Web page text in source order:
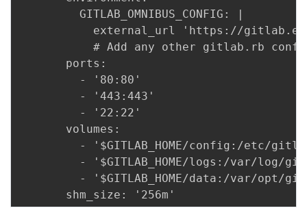
         GITLAB_OMNIBUS_CONFIG: |
external_url 'https://
# Add any other gitlab.rb
       ports:
         - '80:80'
         - '443:443'
         - '22:22'
       volumes:
- '$GITLAB_HOME/config:/etc/
- '$GITLAB_HOME/logs:/var/log/
- '$GITLAB_HOME/data:/var/opt/